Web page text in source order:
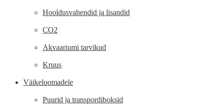
Hooldusvahendid ja lisandid
CO2
Akvaariumi tarvikud
Kruus
Väikeloomadele
Puurid ja transpordiboksid